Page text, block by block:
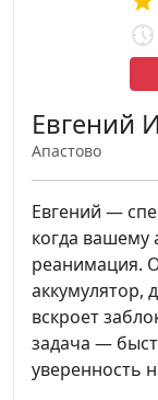
Евгений
Апастово
Евгений —
когда
реанимация.
аккумулятор,
вскроет
задача —
уверенность